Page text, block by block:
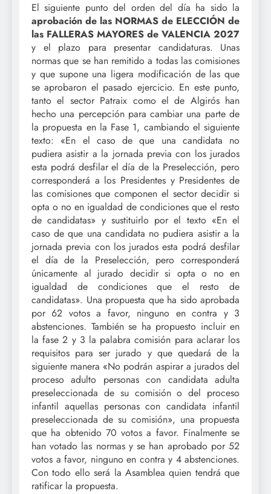
El siguiente punto del orden del día ha sido la
aprobación de las NORMAS de ELECCIÓN de
las FALLERAS MAYORES de VALENCIA 2027
y el plazo para presentar candidaturas. Unas
normas que se han remitido a todas las comisiones
y que supone una ligera modificación de las que
se aprobaron el pasado ejercicio. En este punto,
tanto el sector Patraix como el de Algirós han
hecho una percepción para cambiar una parte de
la propuesta en la Fase 1, cambiando el siguiente
texto: «En el caso de que una candidata no
pudiera asistir a la jornada previa con los jurados
esta podrá desfilar el día de la Preselección, pero
corresponderá a los Presidentes y Presidentes de
las comisiones que componen el sector decidir si
opta o no en igualdad de condiciones que el resto
de candidatas» y sustituirlo por el texto «En el
caso de que una candidata no pudiera asistir a la
jornada previa con los jurados esta podrá desfilar
el día de la Preselección, pero corresponderá
únicamente al jurado decidir si opta o no en
igualdad de condiciones que el resto de
candidatas». Una propuesta que ha sido aprobada
por 62 votos a favor, ninguno en contra y 3
abstenciones. También se ha propuesto incluir en
la fase 2 y 3 la palabra comisión para aclarar los
requisitos para ser jurado y que quedará de la
siguiente manera «No podrán aspirar a jurados del
proceso adulto personas con candidata adulta
preseleccionada de su comisión o del proceso
infantil aquellas personas con candidata infantil
preseleccionada de su comisión», una propuesta
que ha obtenido 70 votos a favor. Finalmente se
han votado las normas y se han aprobado por 52
votos a favor, ninguno en contra y 4 abstenciones.
Con todo ello será la Asamblea quien tendrá que
ratificar la propuesta.